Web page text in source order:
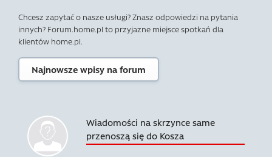
Chcesz zapytać o nasze usługi? Znasz odpowiedzi na pytania
innych? Forum.home.pl to przyjazne miejsce spotkań dla
klientów home.pl.
Najnowsze wpisy na forum
Wiadomości na skrzynce same
przenoszą się do Kosza